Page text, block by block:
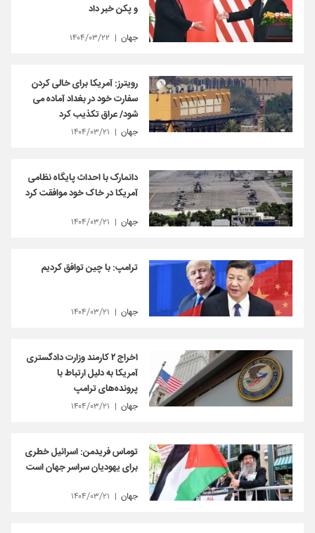
و پکن خبر داد
جهان ۱۴۰۴/۰۳/۲۲
رویترز: آمریکا برای خالی کردن
سفارت خود در بغداد آماده می
شود/ عراق تکذیب کرد
جهان ۱۴۰۴/۰۳/۲۱
دانمارک با احداث پایگاه نظامی
آمریکا در خاک خود موافقت کرد
جهان ۱۴۰۴/۰۳/۲۱
ترامپ: با چین توافق کردیم
جهان ۱۴۰۴/۰۳/۲۱
اخراج ۲ کارمند وزارت دادگستری
آمریکا به دلیل ارتباط با
پرونده‌های ترامپ
جهان ۱۴۰۴/۰۳/۲۱
توماس فریدمن: اسرائیل خطری
برای یهودیان سراسر جهان است
جهان ۱۴۰۴/۰۳/۲۱